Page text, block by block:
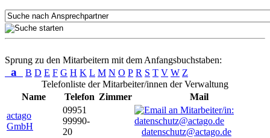
Sprung zu den Mitarbeitern mit dem Anfangsbuchstaben:
a B D E F G H K L M N O P R S T V W Z
Telefonliste der Mitarbeiter/innen der Verwaltung
Name
Telefon Zimmer
Mail
actago
GmbH
09951
99990-
20
datenschutz@actago.de